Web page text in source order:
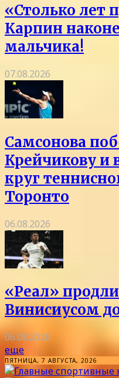
«Столько лет
Карпин
мальчика!
07.08.2026
Самсонова
Крейчикову и
круг
Торонто
06.08.2026
«Реал»
Винисиусом
06.08.2026
еще
ПЯТНИЦА, 7 АВГУСТА, 2026